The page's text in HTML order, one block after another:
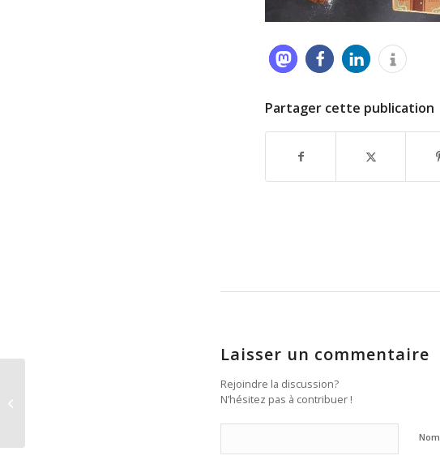
Partager cette publication
Laisser un commentaire
Rejoindre la discussion?
N’hésitez pas à contribuer !
Nom